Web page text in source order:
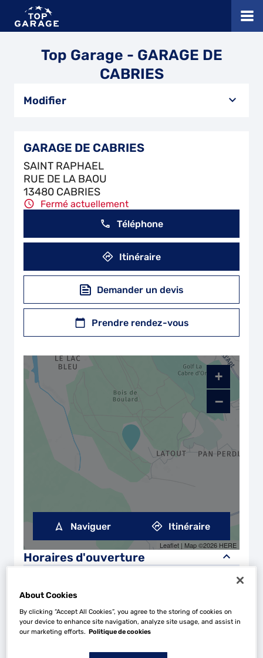
Top Garage - GARAGE DE
CABRIES
Modifier
GARAGE DE CABRIES
SAINT RAPHAEL
RUE DE LA BAOU
13480 CABRIES
Fermé actuellement
Téléphone
Itinéraire
Demander un devis
Prendre rendez-vous
Horaires d'ouverture
Mardi 08:00 - 12:0014:00 - 18:00
Mercredi
+
−
Leaflet | Map ©2026 HERE
Naviguer Itinéraire
About Cookies
By clicking “Accept All Cookies”, you agree to the storing of cookies on
your device to enhance site navigation, analyze site usage, and assist in
our marketing efforts. Politique de cookies